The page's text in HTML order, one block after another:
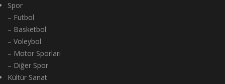
Spor
– Futbol
– Basketbol
– Voleybol
– Motor Sporları
– Diğer Spor
Kültür Sanat